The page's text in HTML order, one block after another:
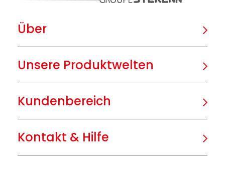
Über
Unsere Produktwelten
Kundenbereich
Kontakt & Hilfe